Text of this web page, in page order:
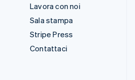
Lavora con noi
Sala stampa
Stripe Press
Contattaci